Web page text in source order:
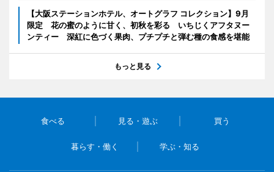
【大阪ステーションホテル、オートグラフ コレクション】9月
限定 花の蜜のように甘く、初秋を彩る いちじくアフタヌー
ンティー 深紅に色づく果肉、プチプチと弾む種の食感を堪能
もっと見る
食べる 見る・遊ぶ 買う
暮らす・働く 学ぶ・知る